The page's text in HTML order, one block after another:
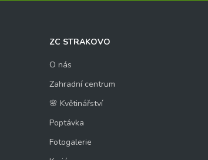
ZC STRAKOVO
O nás
Zahradní centrum
🌸 Květinářství
Poptávka
Fotogalerie